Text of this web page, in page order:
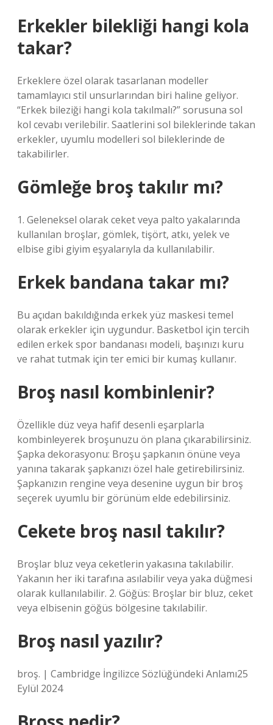
Erkekler bilekliği hangi kola
takar?
Erkeklere özel olarak tasarlanan modeller
tamamlayıcı stil unsurlarından biri haline geliyor.
“Erkek bileziği hangi kola takılmalı?” sorusuna sol
kol cevabı verilebilir. Saatlerini sol bileklerinde takan
erkekler, uyumlu modelleri sol bileklerinde de
takabilirler.
Gömleğe broş takılır mı?
1. Geleneksel olarak ceket veya palto yakalarında
kullanılan broşlar, gömlek, tişört, atkı, yelek ve
elbise gibi giyim eşyalarıyla da kullanılabilir.
Erkek bandana takar mı?
Bu açıdan bakıldığında erkek yüz maskesi temel
olarak erkekler için uygundur. Basketbol için tercih
edilen erkek spor bandanası modeli, başınızı kuru
ve rahat tutmak için ter emici bir kumaş kullanır.
Broş nasıl kombinlenir?
Özellikle düz veya hafif desenli eşarplarla
kombinleyerek broşunuzu ön plana çıkarabilirsiniz.
Şapka dekorasyonu: Broşu şapkanın önüne veya
yanına takarak şapkanızı özel hale getirebilirsiniz.
Şapkanızın rengine veya desenine uygun bir broş
seçerek uyumlu bir görünüm elde edebilirsiniz.
Cekete broş nasıl takılır?
Broşlar bluz veya ceketlerin yakasına takılabilir.
Yakanın her iki tarafına asılabilir veya yaka düğmesi
olarak kullanılabilir. 2. Göğüs: Broşlar bir bluz, ceket
veya elbisenin göğüs bölgesine takılabilir.
Broş nasıl yazılır?
broş. | Cambridge İngilizce Sözlüğündeki Anlamı25
Eylül 2024